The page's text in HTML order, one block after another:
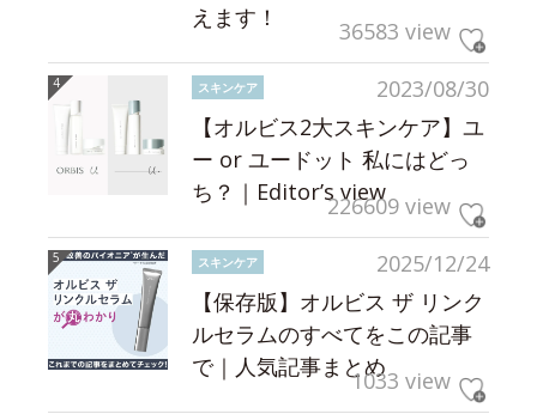
えます！
36583 view
2023/08/30
スキンケア
【オルビス2大スキンケア】ユ
ー or ユードット 私にはどっ
ち？｜Editor’s view226609 view
2025/12/24
スキンケア
【保存版】オルビス ザ リンク
ルセラムのすべてをこの記事
で｜人気記事まとめ1033 view